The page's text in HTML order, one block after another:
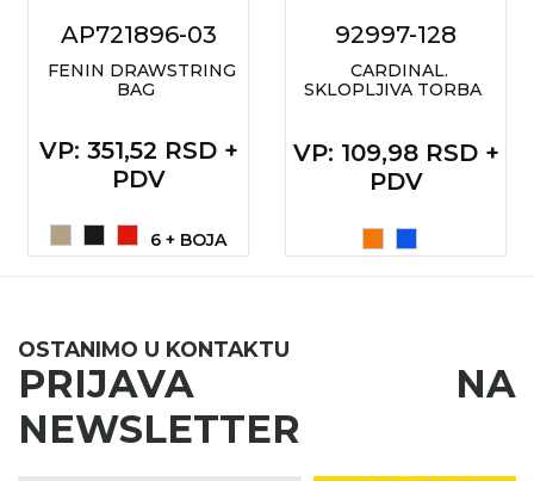
TORBE & PUTOVANJE
TEKSTIL
AP721896-03
FENIN DRAWSTRING
BAG
VP: 351,52 RSD +
PDV
6 + BOJA
92997-128
CARDINAL.
SKLOPLJIVA TORBA
VP: 109,98 RSD +
PDV
OSTANIMO U KONTAKTU
PRIJAVA NA
NEWSLETTER